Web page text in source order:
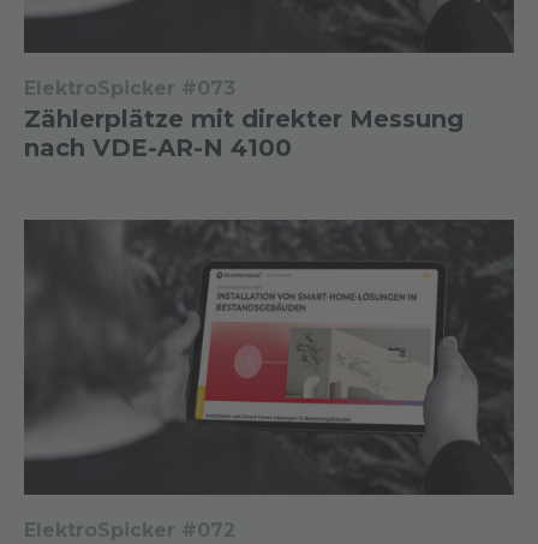
ElektroSpicker #073
Zählerplätze mit direkter Messung
nach VDE-AR-N 4100
ElektroSpicker #072